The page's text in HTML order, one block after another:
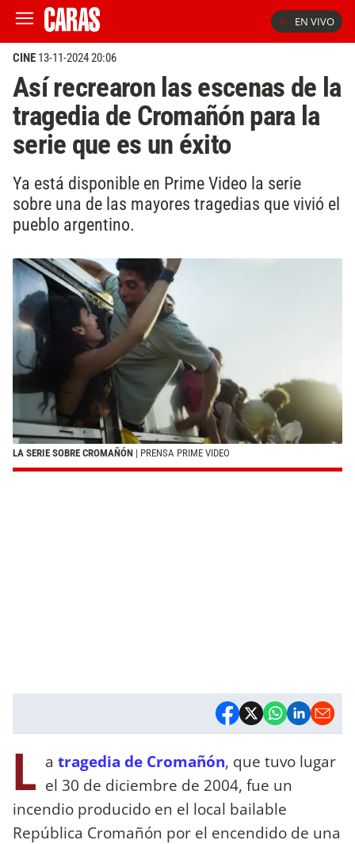
EN VIVO
CINE 13-11-2024 20:06
Así recrearon las escenas de la
tragedia de Cromañón para la
serie que es un éxito
Ya está disponible en Prime Video la serie
sobre una de las mayores tragedias que vivió el
pueblo argentino.
LA SERIE SOBRE CROMAÑÓN | PRENSA PRIME VIDEO
L a tragedia de Cromañón, que tuvo lugar
el 30 de diciembre de 2004, fue un
incendio producido en el local bailable
República Cromañón por el encendido de una